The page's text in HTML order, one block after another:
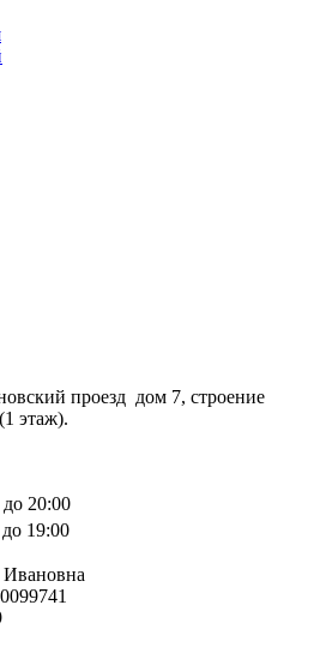
проезд дом 7, строение
этаж).
20:00
19:00